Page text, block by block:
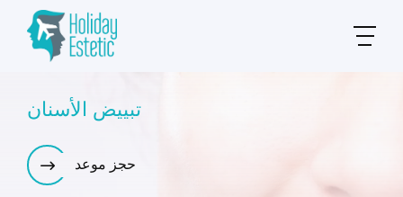
تبييض الأسنان
حجز موعد